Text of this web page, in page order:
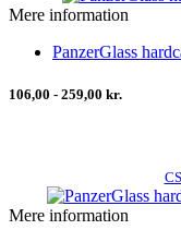
Mere information
PanzerGlass
106,00 - 259,00 kr.
Mere information